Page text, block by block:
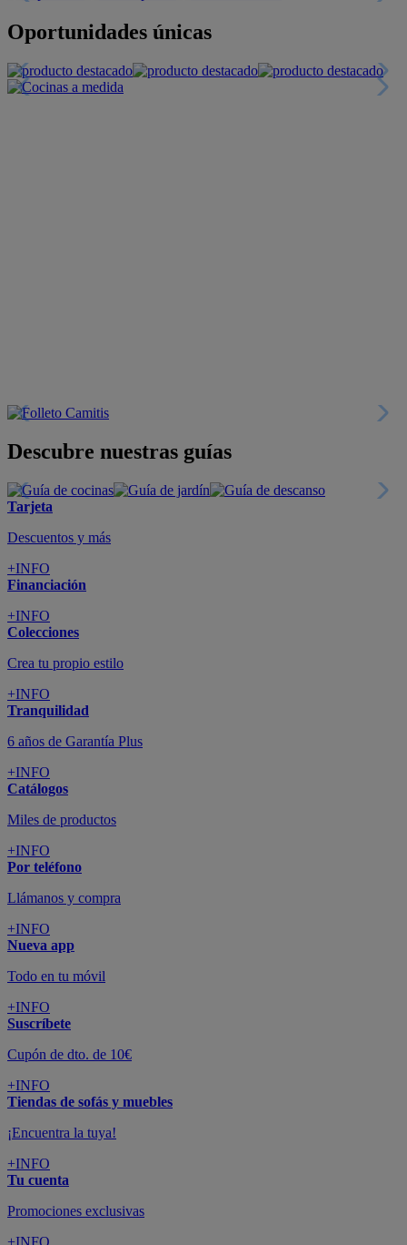
Oportunidades únicas
Descubre nuestras guías
Tarjeta
Descuentos y más
+INFO
Financiación
+INFO
Colecciones
Crea tu propio estilo
+INFO
Tranquilidad
6 años de Garantía Plus
+INFO
Catálogos
Miles de productos
+INFO
Por teléfono
Llámanos y compra
+INFO
Nueva app
Todo en tu móvil
+INFO
Suscríbete
Cupón de dto. de 10€
+INFO
Tiendas de sofás y muebles
¡Encuentra la tuya!
+INFO
Tu cuenta
Promociones exclusivas
+INFO